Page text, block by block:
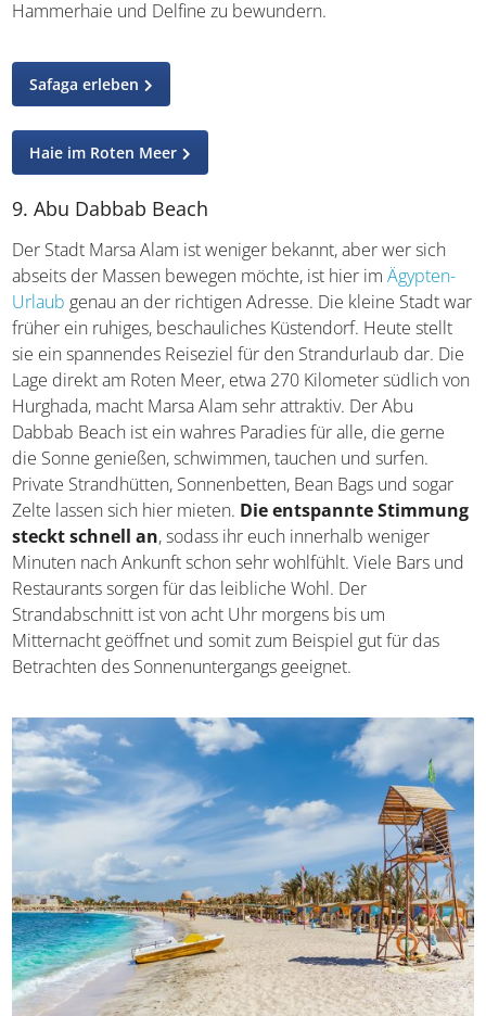
Soma Bay, um zum Hausriff der Bucht zu kommen.
Neben verschiedenen Meerespflanzen gibt es dort
Muränen, Hammerhaie und Delfine zu bewundern.
Safaga erleben
Haie im Roten Meer
9. Abu Dabbab Beach
Der Stadt Marsa Alam ist weniger bekannt, aber wer sich
abseits der Massen bewegen möchte, ist hier imÄgypten-
Urlaubgenau an der richtigen Adresse. Die kleine Stadt
war früher ein ruhiges, beschauliches Küstendorf. Heute
stellt sie ein spannendes Reiseziel für den Strandurlaub
dar. Die Lage direkt am Roten Meer, etwa 270 Kilometer
südlich von Hurghada, macht Marsa Alam sehr attraktiv.
Der Abu Dabbab Beach ist ein wahres Paradies für alle,
die gerne die Sonne genießen, schwimmen, tauchen und
surfen. Private Strandhütten, Sonnenbetten, Bean Bags
und sogar Zelte lassen sich hier mieten.Die entspannte
Stimmung steckt schnell an, sodass ihr euch
innerhalb weniger Minuten nach Ankunft schon sehr
leibliche Wohl. Der Strandabschnitt ist von acht Uhr
morgens bis um Mitternacht geöffnet und somit zum
Beispiel gut für das Betrachten des Sonnenuntergangs
geeignet.